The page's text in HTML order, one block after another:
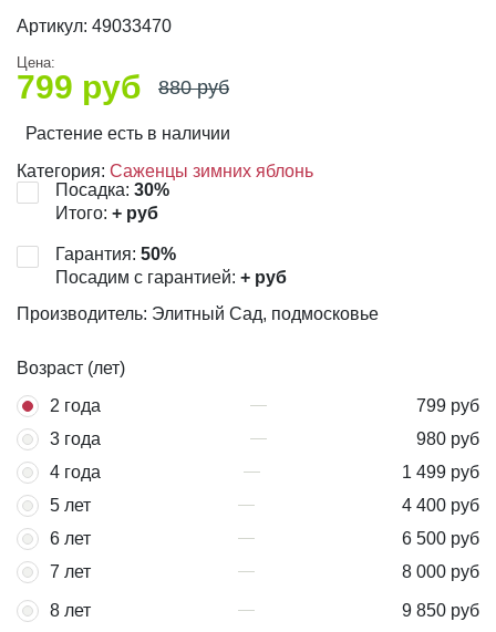
Артикул: 49033470
Цена:
799 руб 880руб
Растение есть в наличии
Категория: Саженцы зимних яблонь
Посадка: 30%
Итого: + руб
Гарантия: 50%
Посадим с гарантией: + руб
Производитель: Элитный Сад, подмосковье
Возраст (лет)
2 года
799 руб
3 года
980 руб
4 года
1 499 руб
5 лет
4 400 руб
6 лет
6 500 руб
7 лет
8 000 руб
8 лет
9 850 руб